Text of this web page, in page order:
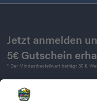
Jetzt anmelden
5€ Gutschein
* Der Mindestbestellwert beträgt 30 €.